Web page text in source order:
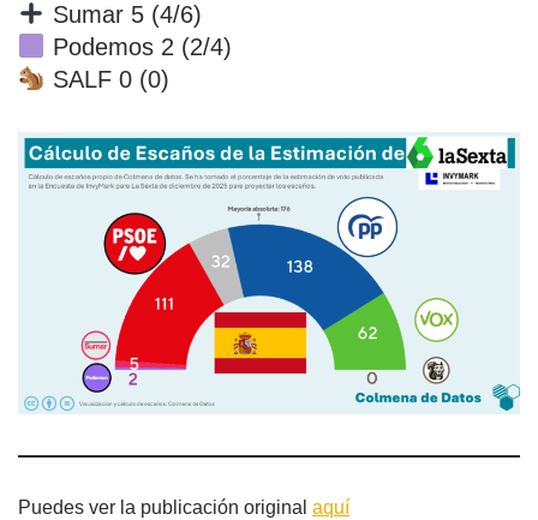
Sumar 5 (4/6)
Podemos 2 (2/4)
SALF 0 (0)
Puedes ver la publicación original aquí